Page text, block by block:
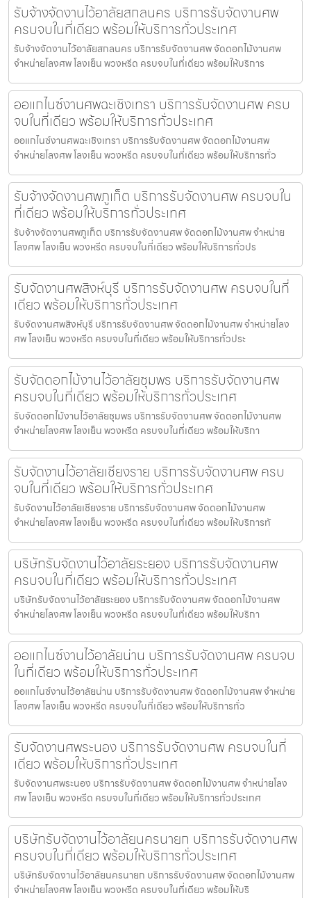
รับจ้างจัดงานไว้อาลัยสกลนคร บริการรับจัดงานศพ
ครบจบในที่เดียว พร้อมให้บริการทั่วประเทศ
รับจ้างจัดงานไว้อาลัยสกลนคร บริการรับจัดงานศพ จัดดอกไม้งานศพ
จำหน่ายโลงศพ โลงเย็น พวงหรีด ครบจบในที่เดียว พร้อมให้บริการ
ออแกไนซ์งานศพฉะเชิงเทรา บริการรับจัดงานศพ ครบ
จบในที่เดียว พร้อมให้บริการทั่วประเทศ
ออแกไนซ์งานศพฉะเชิงเทรา บริการรับจัดงานศพ จัดดอกไม้งานศพ
จำหน่ายโลงศพ โลงเย็น พวงหรีด ครบจบในที่เดียว พร้อมให้บริการทั่ว
รับจ้างจัดงานศพภูเก็ต บริการรับจัดงานศพ ครบจบใน
ที่เดียว พร้อมให้บริการทั่วประเทศ
รับจ้างจัดงานศพภูเก็ต บริการรับจัดงานศพ จัดดอกไม้งานศพ จำหน่าย
โลงศพ โลงเย็น พวงหรีด ครบจบในที่เดียว พร้อมให้บริการทั่วปร
รับจัดงานศพสิงห์บุรี บริการรับจัดงานศพ ครบจบในที่
เดียว พร้อมให้บริการทั่วประเทศ
รับจัดงานศพสิงห์บุรี บริการรับจัดงานศพ จัดดอกไม้งานศพ จำหน่ายโลง
ศพ โลงเย็น พวงหรีด ครบจบในที่เดียว พร้อมให้บริการทั่วประ
รับจัดดอกไม้งานไว้อาลัยชุมพร บริการรับจัดงานศพ
ครบจบในที่เดียว พร้อมให้บริการทั่วประเทศ
รับจัดดอกไม้งานไว้อาลัยชุมพร บริการรับจัดงานศพ จัดดอกไม้งานศพ
จำหน่ายโลงศพ โลงเย็น พวงหรีด ครบจบในที่เดียว พร้อมให้บริกา
รับจัดงานไว้อาลัยเชียงราย บริการรับจัดงานศพ ครบ
จบในที่เดียว พร้อมให้บริการทั่วประเทศ
รับจัดงานไว้อาลัยเชียงราย บริการรับจัดงานศพ จัดดอกไม้งานศพ
จำหน่ายโลงศพ โลงเย็น พวงหรีด ครบจบในที่เดียว พร้อมให้บริการทั
บริษัทรับจัดงานไว้อาลัยระยอง บริการรับจัดงานศพ
ครบจบในที่เดียว พร้อมให้บริการทั่วประเทศ
บริษัทรับจัดงานไว้อาลัยระยอง บริการรับจัดงานศพ จัดดอกไม้งานศพ
จำหน่ายโลงศพ โลงเย็น พวงหรีด ครบจบในที่เดียว พร้อมให้บริกา
ออแกไนซ์งานไว้อาลัยน่าน บริการรับจัดงานศพ ครบจบ
ในที่เดียว พร้อมให้บริการทั่วประเทศ
ออแกไนซ์งานไว้อาลัยน่าน บริการรับจัดงานศพ จัดดอกไม้งานศพ จำหน่าย
โลงศพ โลงเย็น พวงหรีด ครบจบในที่เดียว พร้อมให้บริการทั่ว
รับจัดงานศพระนอง บริการรับจัดงานศพ ครบจบในที่
เดียว พร้อมให้บริการทั่วประเทศ
รับจัดงานศพระนอง บริการรับจัดงานศพ จัดดอกไม้งานศพ จำหน่ายโลง
ศพ โลงเย็น พวงหรีด ครบจบในที่เดียว พร้อมให้บริการทั่วประเทศ
บริษัทรับจัดงานไว้อาลัยนครนายก บริการรับจัดงานศพ
ครบจบในที่เดียว พร้อมให้บริการทั่วประเทศ
บริษัทรับจัดงานไว้อาลัยนครนายก บริการรับจัดงานศพ จัดดอกไม้งานศพ
จำหน่ายโลงศพ โลงเย็น พวงหรีด ครบจบในที่เดียว พร้อมให้บริ